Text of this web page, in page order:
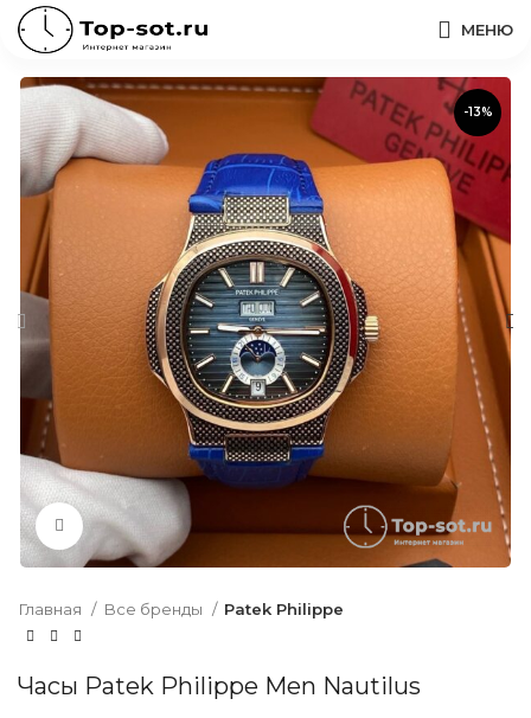
МЕНЮ
-13%
Нажмите, чтобы увеличить
Главная Все бренды Patek Philippe
Часы Patek Philippe Men Nautilus